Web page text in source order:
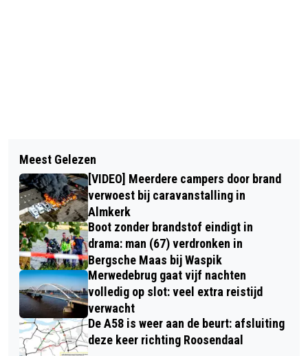
DRIE JAAR CEL VOOR OUDERS VAN
OVERLEDEN BABY UIT HELVOIRT,
MAAR HOEVEN NIET TERUG NAAR
GEVANGENIS
MAN (74) UIT HOOGERHEIDE
AANGEHOUDEN VOOR BEZIT VAN
VUURWAPENS EN MUNITIE
Meest Gelezen
[VIDEO] Meerdere campers door brand
verwoest bij caravanstalling in
Almkerk
Boot zonder brandstof eindigt in
drama: man (67) verdronken in
Bergsche Maas bij Waspik
Merwedebrug gaat vijf nachten
volledig op slot: veel extra reistijd
verwacht
De A58 is weer aan de beurt: afsluiting
deze keer richting Roosendaal